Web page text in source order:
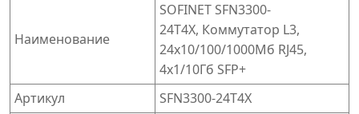
Наименование
SOFINET SFN3300-
24T4X, Коммутатор L3,
24x10/100/1000Мб RJ45,
4x1/10Гб SFP+
Артикул
SFN3300-24T4X